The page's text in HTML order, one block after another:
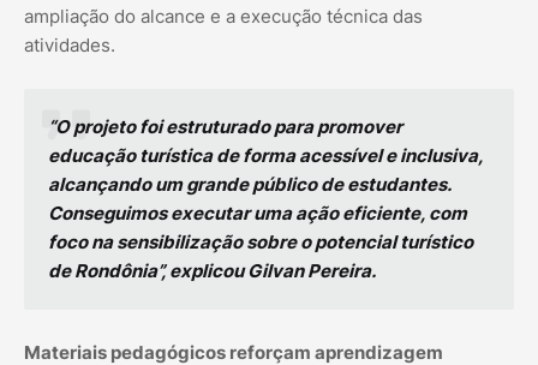
ampliação do alcance e a execução técnica das
atividades.
“O projeto foi estruturado para promover
educação turística de forma acessível e inclusiva,
alcançando um grande público de estudantes.
Conseguimos executar uma ação eficiente, com
foco na sensibilização sobre o potencial turístico
de Rondônia”, explicou Gilvan Pereira.
Materiais pedagógicos reforçam aprendizagem